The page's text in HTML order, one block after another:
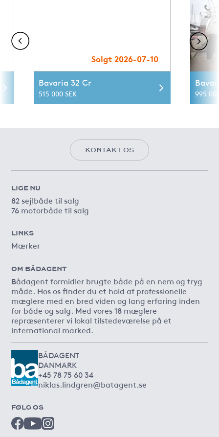
Solgt 2026-07-10
Bavaria 32 Cr
515 000 SEK 995
KONTAKT OS
LIGE NU
82 sejlbåde til salg
76 motorbåde til salg
LINKS
Mærker
OM BÅDAGENT
Bådagent formidler brugte både på en nem og tryg
måde. Hos os finder du et hold af professionelle
mæglere med en bred viden og lang erfaring inden
for både og salg. Med vores 18 mæglere
repræsenterer vi lokal tilstedeværelse på et
international marked.
BÅDAGENT
DANMARK
+45 78 75 60 34
niklas.lindgren@batagent.se
FØLG OS